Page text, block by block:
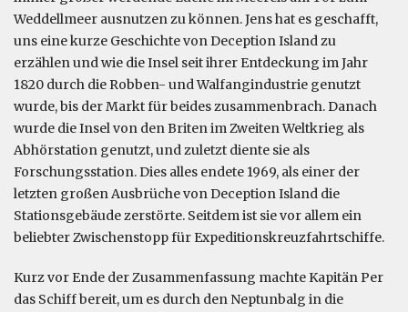
Weddellmeer ausnutzen zu können. Jens hat es geschafft,
uns eine kurze Geschichte von Deception Island zu
erzählen und wie die Insel seit ihrer Entdeckung im Jahr
1820 durch die Robben- und Walfangindustrie genutzt
wurde, bis der Markt für beides zusammenbrach. Danach
wurde die Insel von den Briten im Zweiten Weltkrieg als
Abhörstation genutzt, und zuletzt diente sie als
Forschungsstation. Dies alles endete 1969, als einer der
letzten großen Ausbrüche von Deception Island die
Stationsgebäude zerstörte. Seitdem ist sie vor allem ein
beliebter Zwischenstopp für Expeditionskreuzfahrtschiffe.
Kurz vor Ende der Zusammenfassung machte Kapitän Per
das Schiff bereit, um es durch den Neptunbalg in die